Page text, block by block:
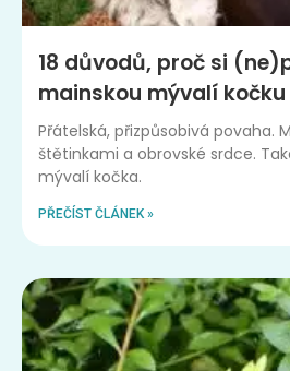
18 důvodů, proč si
mainskou mývalí kočku
Přátelská, přizpůsobivá povaha.
štětinkami a obrovské srdce.
mývalí kočka.
PŘEČÍST ČLÁNEK »